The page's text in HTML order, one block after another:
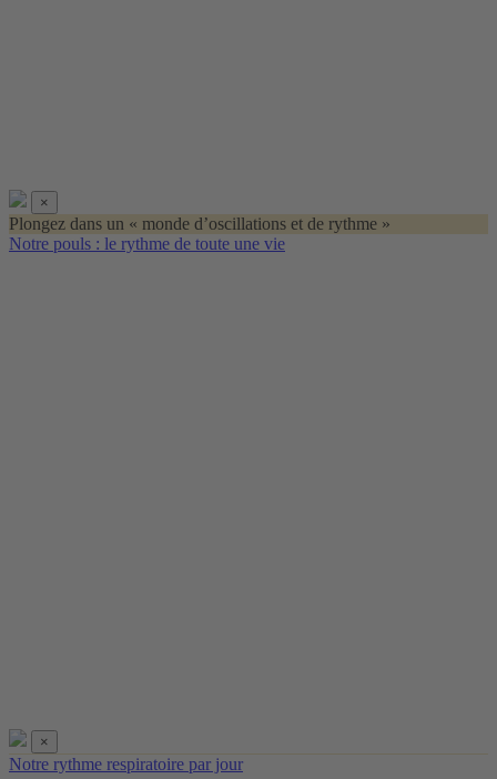
×
Plongez dans un « monde d’oscillations et de rythme »
Notre pouls : le rythme de toute une vie
×
Notre rythme respiratoire par jour